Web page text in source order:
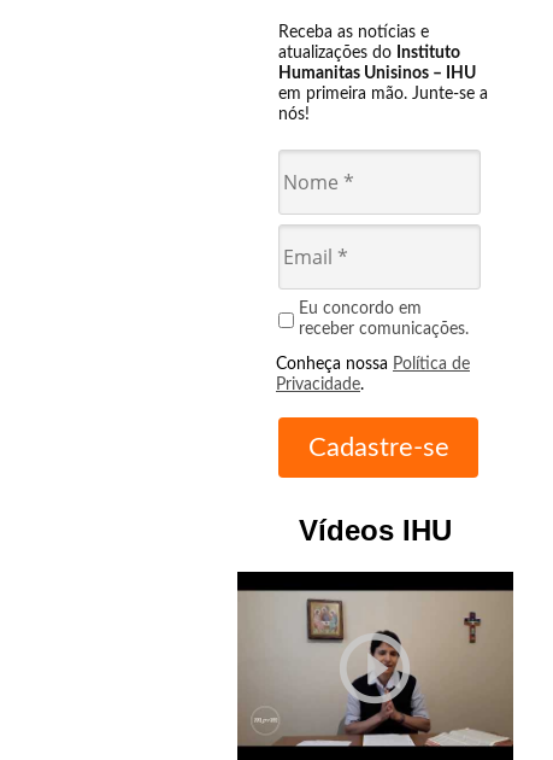
Receba as notícias e
atualizações do Instituto
Humanitas Unisinos – IHU
em primeira mão. Junte-se a
nós!
Eu concordo em
receber comunicações.
Conheça nossa Política de
Privacidade.
Vídeos IHU
play_circle_outline